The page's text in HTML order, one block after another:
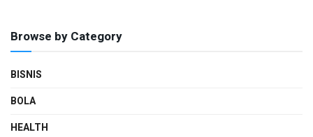
Browse by Category
BISNIS
BOLA
HEALTH